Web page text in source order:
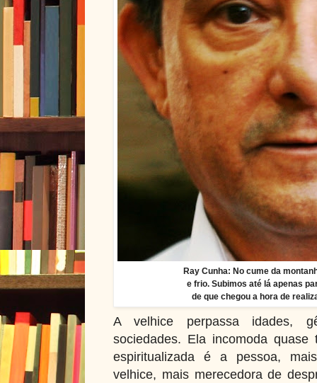
Ray Cunha: No cume da
e frio. Subimos até lá apenas
de que chegou a hora de
A velhice perpassa idades,
sociedades. Ela incomoda
espiritualizada é a pessoa,
velhice, mais merecedora de